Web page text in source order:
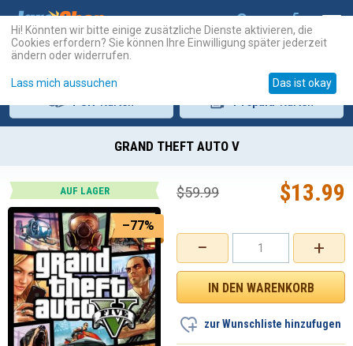
GRAND THEFT AUTO V
AUF LAGER
–77%
+
−
$13.99
$59.99
zur Wunschliste hinzufugen
Hi! Könnten wir bitte einige zusätzliche Dienste aktivieren, die
Cookies erfordern? Sie können Ihre Einwilligung später jederzeit
ändern oder widerrufen.
Lass mich aussuchen Das ist okay